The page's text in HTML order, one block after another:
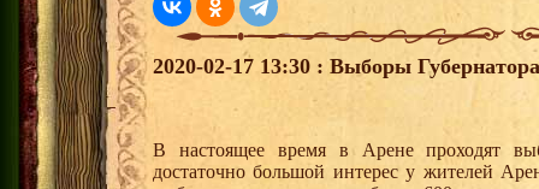
2020-02-17 13:30 : Выборы
В настоящее время в Арене проходят
достаточно большой интерес у жителей